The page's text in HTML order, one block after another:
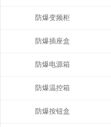
防爆变频柜
防爆插座盒
防爆电源箱
防爆温控箱
防爆按钮盒